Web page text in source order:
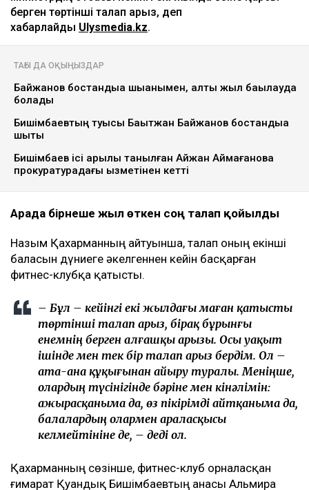
берген төртінші талап арыз, деп
хабарлайды Ulysmedia.kz.
ТАҒЫ ДА ОҚЫҢЫЗДАР
Байжанов бостандыққа шыққанымен, алты жыл бақылауда
болады
Бишімбаевтың туысы Бақытжан Байжанов бостандыққа
шықты
Бишімбаев ісі арқылы танылған Айжан Аймағанова
прокуратурадағы қызметінен кетті
Арада бірнеше жыл өткен соң талап қойылды
Назым Қахарманның айтуынша, талап оның екінші
баласын дүниеге әкелгеннен кейін басқарған
фитнес-клубқа қатысты.
– Бұл – кейінгі екі жылдағы маған қатысты
төртінші талап арыз, бірақ бұрынғы
енемнің берген алғашқы арызы. Осы уақыт
ішінде мен тек бір талап арыз бердім. Ол –
ата-ана құқығынан айыру туралы. Меніңше,
олардың түсінігінде бәріне мен кінәлімін:
ажырасқаныма да, өз пікірімді айтқаныма да,
балалардың олармен араласқысы
келмейтініне де, – деді ол.
Қахарманның сөзінше, фитнес-клуб орналасқан
ғимарат Қуандық Бишімбаевтың анасы Альмира